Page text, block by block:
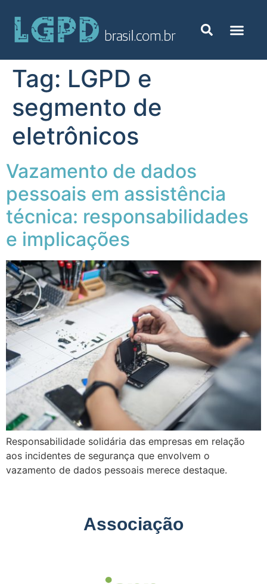
Tag: LGPD e
segmento de
eletrônicos
Vazamento de dados
pessoais em assistência
técnica: responsabilidades
e implicações
Responsabilidade solidária das empresas em relação
aos incidentes de segurança que envolvem o
vazamento de dados pessoais merece destaque.
Associação